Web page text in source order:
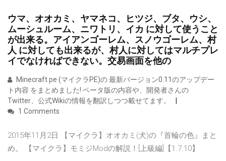
ウマ、オオカミ、ヤマネコ、ヒツジ、ブタ、ウシ、
ムーシュルーム、ニワトリ、イカ に対して使うこと
が出来る。アイアンゴーレム、スノウゴーレム、村
人 に対しても出来るが、村人に対してはマルチプレ
イでなければできない。交易画面を他の
Minecraft pe (マイクラPE)の 最新バージョン0.11のアップデー
ト内容 をまとめました! ベータ版の内容や、開発者さんの
Twitter、公式Wikiの情報を翻訳しつつ載せてます。
1 Comments
2015年11月2日 【マイクラ】オオカミ(犬)の『首輪の色』まと
め。 【マイクラ】モミジModの解説！[上級編]【1.7.10】